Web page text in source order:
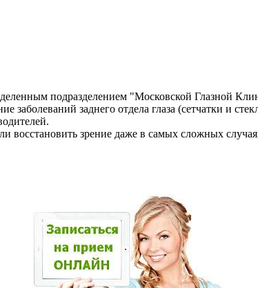
подразделением "Московской Глазной
заболеваний заднего отдела глаза (сетчатки и
восстановить зрение даже в самых сложных